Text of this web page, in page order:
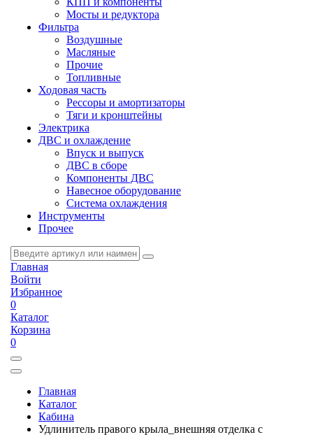
Мосты и редуктора
Фильтра
Воздушные
Масляные
Прочие
Топливные
Ходовая часть
Рессоры и амортизаторы
Тяги и кронштейны
Электрика
ДВС и охлаждение
Впуск и выпуск
ДВС в сборе
Компоненты ДВС
Навесное оборудование
Система охлаждения
Инструменты
Прочее
Главная
Войти
Избранное
0
Каталог
Корзина
0
Главная
Каталог
Кабина
Удлинитель правого крыла_внешняя отделка с